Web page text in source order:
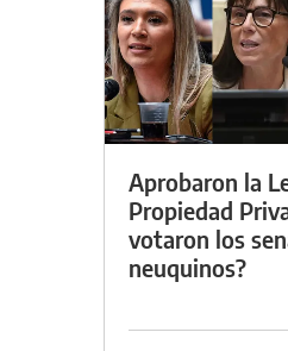
Aprobaron la
Propiedad
votaron los
neuquinos?